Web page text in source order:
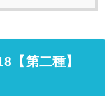
【第二種】